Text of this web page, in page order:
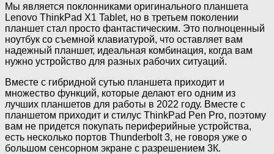
Мы является поклонниками оригинального планшета
Lenovo ThinkPad X1 Tablet, но в третьем поколении
планшет стал просто фантастическим. Это полноценный
ноутбук со съемной клавиатурой, что оставляет вам
надежный планшет, идеальная комбинация, когда вам
нужно устройство для разных рабочих ситуаций.
Вместе с гибридной сутью планшета приходит и
множество функций, которые делают его одним из
лучших планшетов для работы в 2022 году. Вместе с
планшетом приходит и стилус ThinkPad Pen Pro, поэтому
вам не придется покупать периферийные устройства,
есть несколько портов Thunderbolt 3, не говоря уже о
большом сенсорном экране с разрешением 3К.